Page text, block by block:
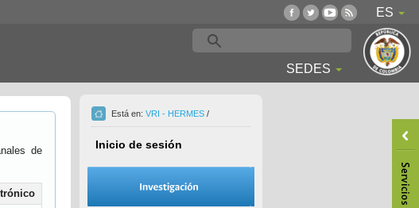
ES
SEDES
de
Está en: VRI - HERMES /
Inicio de sesión